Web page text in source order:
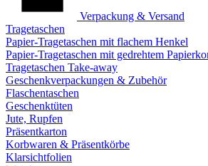
Verpackung & Versand
Tragetaschen
Papier-Tragetaschen mit flachem Henkel
Papier-Tragetaschen mit gedrehtem
Tragetaschen Take-away
Geschenkverpackungen & Zubehör
Flaschentaschen
Geschenktüten
Jute, Rupfen
Präsentkarton
Korbwaren & Präsentkörbe
Klarsichtfolien